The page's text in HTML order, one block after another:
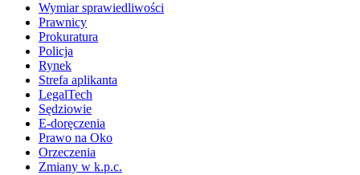
Wymiar sprawiedliwości
Prawnicy
Prokuratura
Policja
Rynek
Strefa aplikanta
LegalTech
Sędziowie
E-doręczenia
Prawo na Oko
Orzeczenia
Zmiany w k.p.c.